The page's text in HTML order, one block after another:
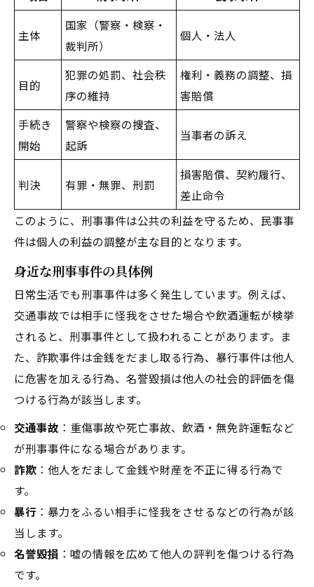
主体
国家（警察・検察・
裁判所）
個人・法人
目的
犯罪の処罰、社会秩
序の維持
権利・義務の調整、損
害賠償
手続き
開始
警察や検察の捜査、
起訴
当事者の訴え
判決 有罪・無罪、刑罰
損害賠償、契約履行、
差止命令
このように、刑事事件は公共の利益を守るため、民事事
件は個人の利益の調整が主な目的となります。
身近な刑事事件の具体例
日常生活でも刑事事件は多く発生しています。例えば、
交通事故では相手に怪我をさせた場合や飲酒運転が検挙
されると、刑事事件として扱われることがあります。ま
た、詐欺事件は金銭をだまし取る行為、暴行事件は他人
に危害を加える行為、名誉毀損は他人の社会的評価を傷
つける行為が該当します。
交通事故 ：重傷事故や死亡事故、飲酒・無免許運転など
が刑事事件になる場合があります。
詐欺 ：他人をだまして金銭や財産を不正に得る行為で
す。
暴行 ：暴力をふるい相手に怪我をさせるなどの行為が該
当します。
名誉毀損 ：嘘の情報を広めて他人の評判を傷つける行為
です。